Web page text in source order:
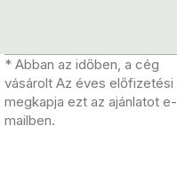
* Abban az időben, a cég
vásárolt Az éves előfizetési
megkapja ezt az ajánlatot e-
mailben.